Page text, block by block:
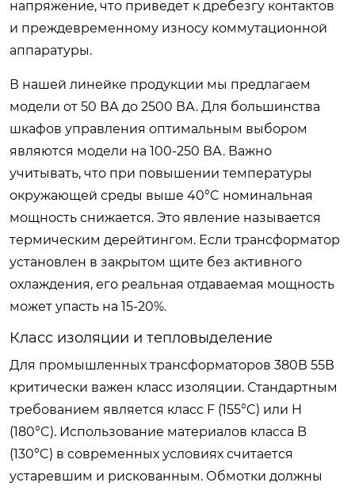
напряжение, что приведет к дребезгу контактов
и преждевременному износу коммутационной
аппаратуры.
В нашей линейке продукции мы предлагаем
модели от 50 ВА до 2500 ВА. Для большинства
шкафов управления оптимальным выбором
являются модели на 100-250 ВА. Важно
учитывать, что при повышении температуры
окружающей среды выше 40°C номинальная
мощность снижается. Это явление называется
термическим дерейтингом. Если трансформатор
установлен в закрытом щите без активного
охлаждения, его реальная отдаваемая мощность
может упасть на 15-20%.
Класс изоляции и тепловыделение
Для промышленных трансформаторов 380В 55В
критически важен класс изоляции. Стандартным
требованием является класс F (155°C) или H
(180°C). Использование материалов класса B
(130°C) в современных условиях считается
устаревшим и рискованным. Обмотки должны